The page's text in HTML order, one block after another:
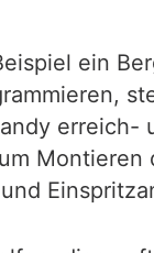
ein
erreich-
Montieren